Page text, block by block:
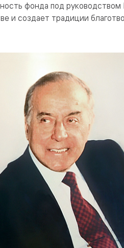
фонда под
и создает традиции